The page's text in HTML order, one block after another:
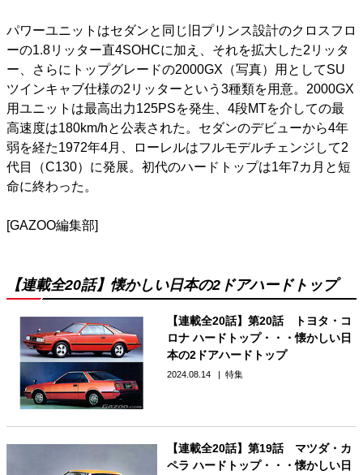
パワーユニットはセダンと同じ旧プリンス設計のクロスフロ
ーの1.8リッター直4SOHCに加え、それを拡大した2リッタ
ー、さらにトップグレードの2000GX（写真）用としてSU
ツインキャブ仕様の2リッターという3種類を用意。2000GX
用ユニットは最高出力125PSを発生、4段MTを介しての最
高速度は180km/hと公表された。セダンのデビューから4年
弱を経た1972年4月、ローレルはフルモデルチェンジして2
代目（C130）に発展。初代のハードトップは1年7カ月と短
命に終わった。
[GAZOO編集部]
【連載全20話】懐かしい日本の2ドアハードトップ
【連載全20話】第20話 トヨタ・コ
ロナ ハードトップ・・・懐かしい日
本の2ドアハードトップ
2024.08.14 特集
【連載全20話】第19話 マツダ・カ
ペラ ハードトップ・・・懐かしい日